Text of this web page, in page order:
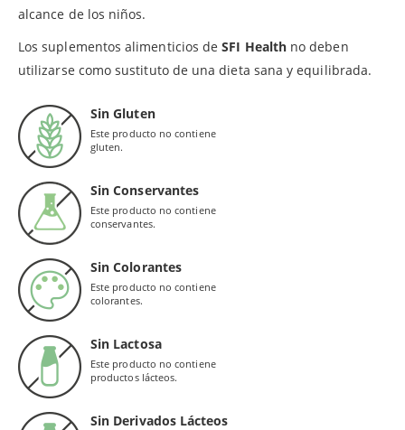
alcance de los niños.
Los suplementos alimenticios deSFI Health no deben
utilizarse como sustituto de una dieta sana y equilibrada.
Sin Gluten
Este producto no contiene
gluten.
Sin Conservantes
Este producto no contiene
conservantes.
Sin Colorantes
Este producto no contiene
colorantes.
Sin Lactosa
Este producto no contiene
productos lácteos.
Sin Derivados Lácteos